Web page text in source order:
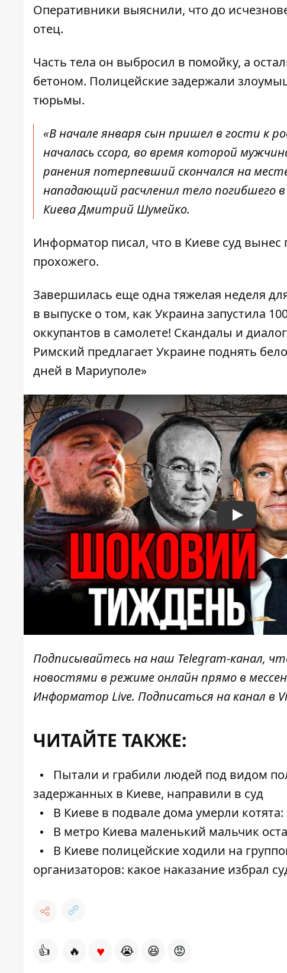
Оперативники выяснили, что до
отец.
Часть тела он выбросил в помойку, а
бетоном. Полицейские задержали
тюрьмы.
«В начале января сын пришел в гости к
началась ссора, во время которой
ранения потерпевший скончался на
нападающий расчленил тело погибшего в
Киева Дмитрий Шумейко.
Информатор писал, что в Киеве суд
прохожего.
Завершилась еще одна тяжелая неделя
в выпуске о том, как Украина запустила
оккупантов в самолете! Скандалы и
Римский предлагает Украине поднять
дней в Мариуполе»
Play
Подписывайтесь на наш Telegram-канал,
новостями в режиме онлайн прямо в
Информатор Live. Подписаться на канал в
ЧИТАЙТЕ ТАКЖЕ:
Пытали и грабили людей под видом
задержанных в Киеве, направили в суд
В Киеве в подвале дома умерли
В метро Киева маленький мальчик
В Киеве полицейские ходили на
организаторов: какое наказание избрал
👍 🔥 ♥ 😭 😆 😡